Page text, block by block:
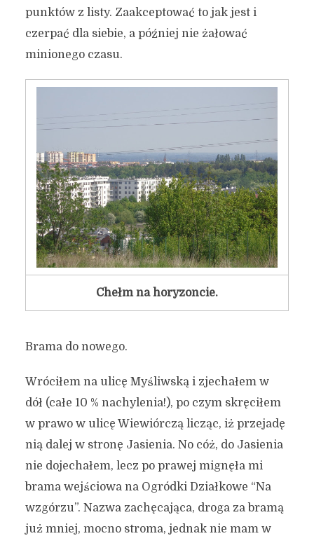
punktów z listy. Zaakceptować to jak jest i
czerpać dla siebie, a później nie żałować
minionego czasu.
Chełm na horyzoncie.
Brama do nowego.
Wróciłem na ulicę Myśliwską i zjechałem w
dół (całe 10 % nachylenia!), po czym skręciłem
w prawo w ulicę Wiewiórczą licząc, iż przejadę
nią dalej w stronę Jasienia. No cóż, do Jasienia
nie dojechałem, lecz po prawej mignęła mi
brama wejściowa na Ogródki Działkowe “Na
wzgórzu”. Nazwa zachęcająca, droga za bramą
już mniej, mocno stroma, jednak nie mam w